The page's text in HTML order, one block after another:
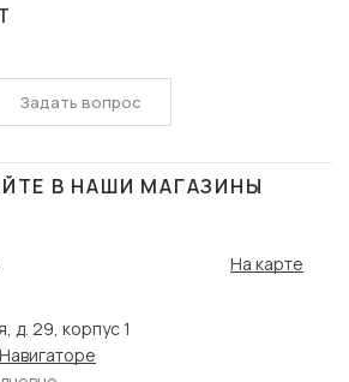
Задать вопрос
В НАШИ МАГАЗИНЫ
На карте
д. 29, корпус 1